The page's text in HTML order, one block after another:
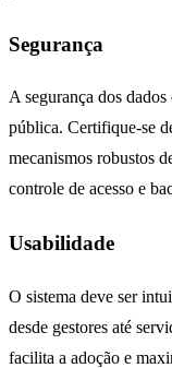
Segurança
A segurança dos
pública. Certifique-se
mecanismos robustos
controle de acesso e
Usabilidade
O sistema deve ser
desde gestores até
facilita a adoção e